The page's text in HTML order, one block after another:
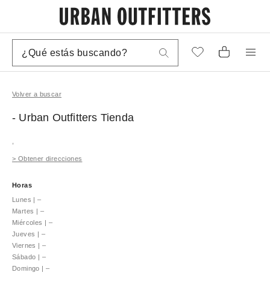
Volver a buscar
- Urban Outfitters Tienda
> Obtener direcciones
Horas
Lunes | –
Martes | –
Miércoles | –
Jueves | –
Viernes | –
Sábado | –
Domingo | –